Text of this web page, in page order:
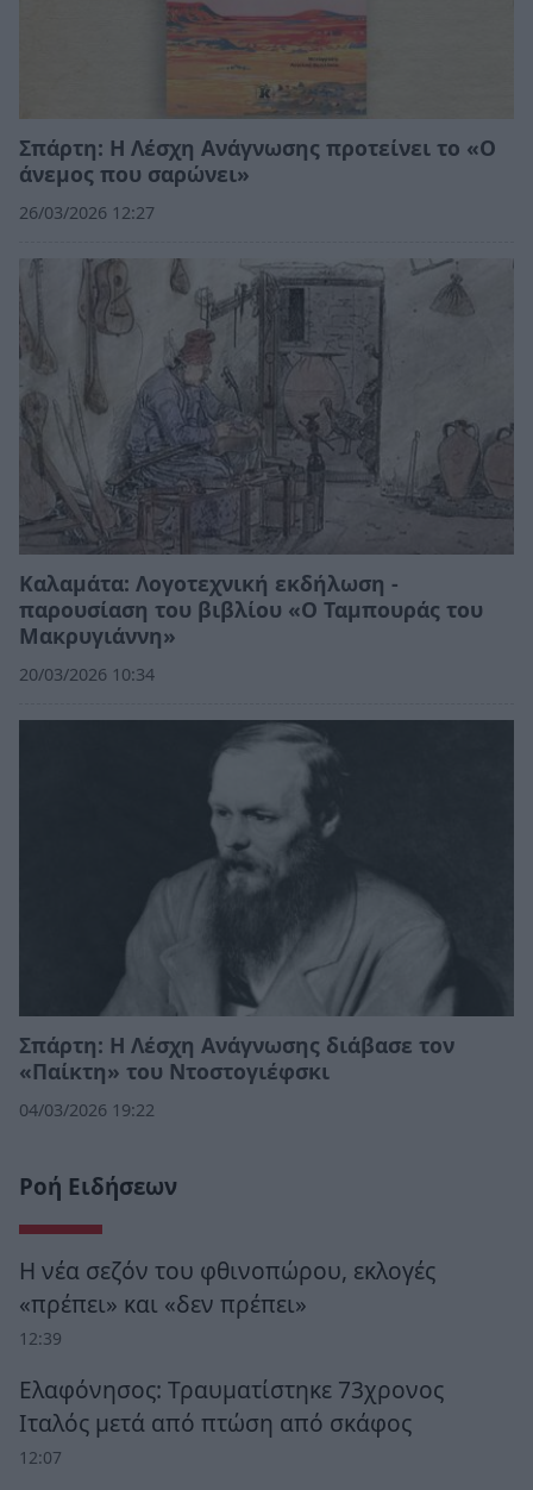
Σπάρτη: Η Λέσχη Ανάγνωσης προτείνει το «Ο
άνεμος που σαρώνει»
26/03/2026 12:27
Καλαμάτα: Λογοτεχνική εκδήλωση -
παρουσίαση του βιβλίου «Ο Ταμπουράς του
Μακρυγιάννη»
20/03/2026 10:34
Σπάρτη: Η Λέσχη Ανάγνωσης διάβασε τον
«Παίκτη» του Ντοστογιέφσκι
04/03/2026 19:22
Ροή Ειδήσεων
Η νέα σεζόν του φθινοπώρου, εκλογές
«πρέπει» και «δεν πρέπει»
12:39
Ελαφόνησος: Τραυματίστηκε 73χρονος
Ιταλός μετά από πτώση από σκάφος
12:07